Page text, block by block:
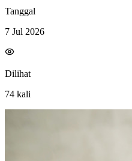
Tanggal
7 Jul 2026
Dilihat
74 kali